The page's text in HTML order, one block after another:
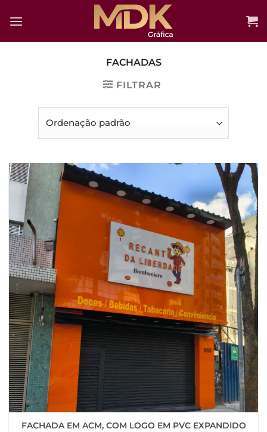
FACHADAS
FILTRAR
FACHADA EM ACM, COM LOGO EM PVC EXPANDIDO